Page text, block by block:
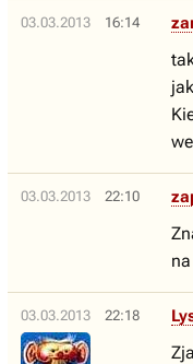
03.03.2013 16:14
03.03.2013 22:10
03.03.2013 22:18